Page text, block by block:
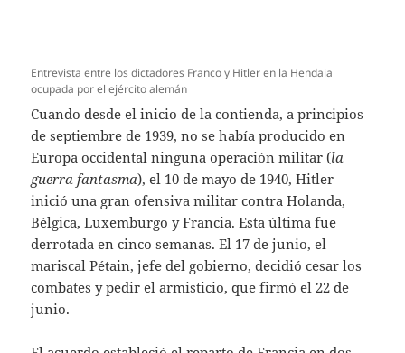
Entrevista entre los dictadores Franco y Hitler en la Hendaia
ocupada por el ejército alemán
Cuando desde el inicio de la contienda, a principios
de septiembre de 1939, no se había producido en
Europa occidental ninguna operación militar (la
guerra fantasma), el 10 de mayo de 1940, Hitler
inició una gran ofensiva militar contra Holanda,
Bélgica, Luxemburgo y Francia. Esta última fue
derrotada en cinco semanas. El 17 de junio, el
mariscal Pétain, jefe del gobierno, decidió cesar los
combates y pedir el armisticio, que firmó el 22 de
junio.